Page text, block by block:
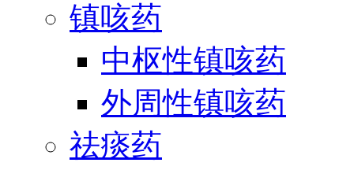
镇咳药
中枢性镇咳药
外周性镇咳药
祛痰药